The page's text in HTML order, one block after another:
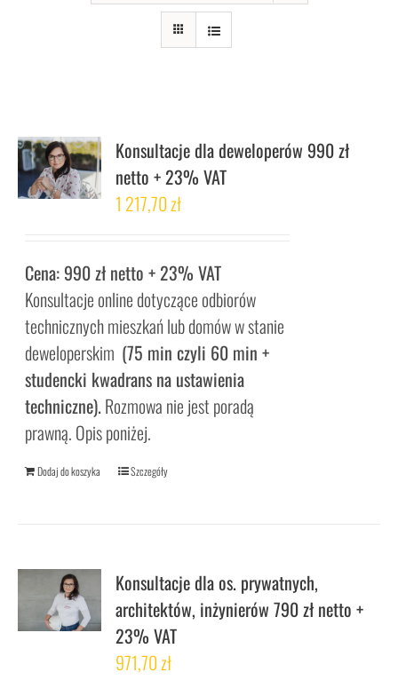
Konsultacje dla deweloperów 990 zł
netto + 23% VAT
1 217,70zł
Cena: 990 zł netto + 23% VAT
Konsultacje online dotyczące odbiorów
technicznych mieszkań lub domów w stanie
deweloperskim (75 min czyli 60 min +
studencki kwadrans na ustawienia
techniczne). Rozmowa nie jest poradą
prawną. Opis poniżej.
Dodaj do koszyka Szczegóły
Konsultacje dla os. prywatnych,
architektów, inżynierów 790 zł netto +
23% VAT
971,70zł